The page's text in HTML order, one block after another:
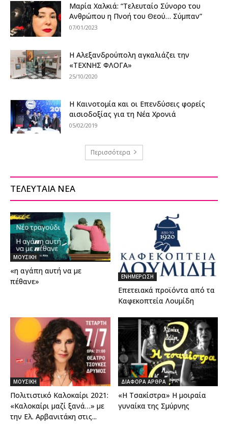
Μαρία Χαλκιά: “Τελευταίο Σύνορο του
Ανθρώπου η Πνοή του Θεού… Σύμπαν”
07/01/2023
Η Αλεξανδρούπολη αγκαλιάζει την
«ΤΕΧΝΗΣ ΦΛΟΓΑ»
25/10/2020
Η Καινοτομία και οι Επενδύσεις φορείς
αισιοδοξίας για τη Νέα Χρονιά
05/02/2019
Περισσότερα
ΤΕΛΕΥΤΑΙΑ ΝΕΑ
ΜΟΥΣΙΚΗ
«η αγάπη αυτή να με
πέθανε»
ΕΝΗΜΕΡΩΣΗ
Επετειακά προϊόντα από τα
Καφεκοπτεία Λουμίδη
ΜΟΥΣΙΚΗ
Πολιτιστικό Καλοκαίρι 2021:
«Καλοκαίρι μαζί ξανά…» με
την Ελ. Αρβανιτάκη στις...
ΔΙΑΦΟΡΑ ΑΡΘΡΑ
«Η Τσακίστρα» Η μοιραία
γυναίκα της Σμύρνης